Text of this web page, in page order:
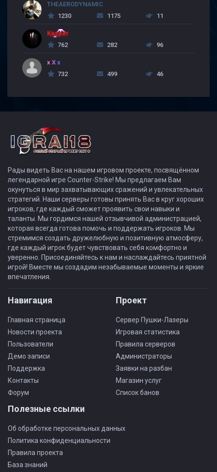
THEAERODYNAMIC
1230
1175 11
Kasper
762
282 96
x X x
732
499 46
Рады видеть Вас на нашем игровом проекте, посвящённом
легендарной игре Counter-Strike! Мы предлагаем Вам
окунуться в мир захватывающих сражений и увлекательных
стратегий. Наши серверы готовы принять Вас в круг хороших
игроков, где каждый сможет проявить свои навыки и
таланты. Мы гордимся нашей отзывчивой администрацией,
которая всегда готова помочь и поддержать игроков. Мы
стремимся создать дружелюбную и позитивную атмосферу,
где каждый игрок будет чувствовать себя комфортно и
уверенно. Присоединяйтесь к нам и наслаждайтесь приятной
игрой! Вместе мы создадим незабываемые моменты и яркие
впечатления.
Навигация
Главная страница
Новости проекта
Пользователи
Демо записи
Поддержка
Контакты
Форум
Проект
Сервер Пушки-Лазеры
Игровая статистика
Правила серверов
Администраторы
Заявки на разбан
Магазин услуг
Список банов
Полезные ссылки
Об обработке персональных данных
Политика конфиденциальности
Правила проекта
База знаний